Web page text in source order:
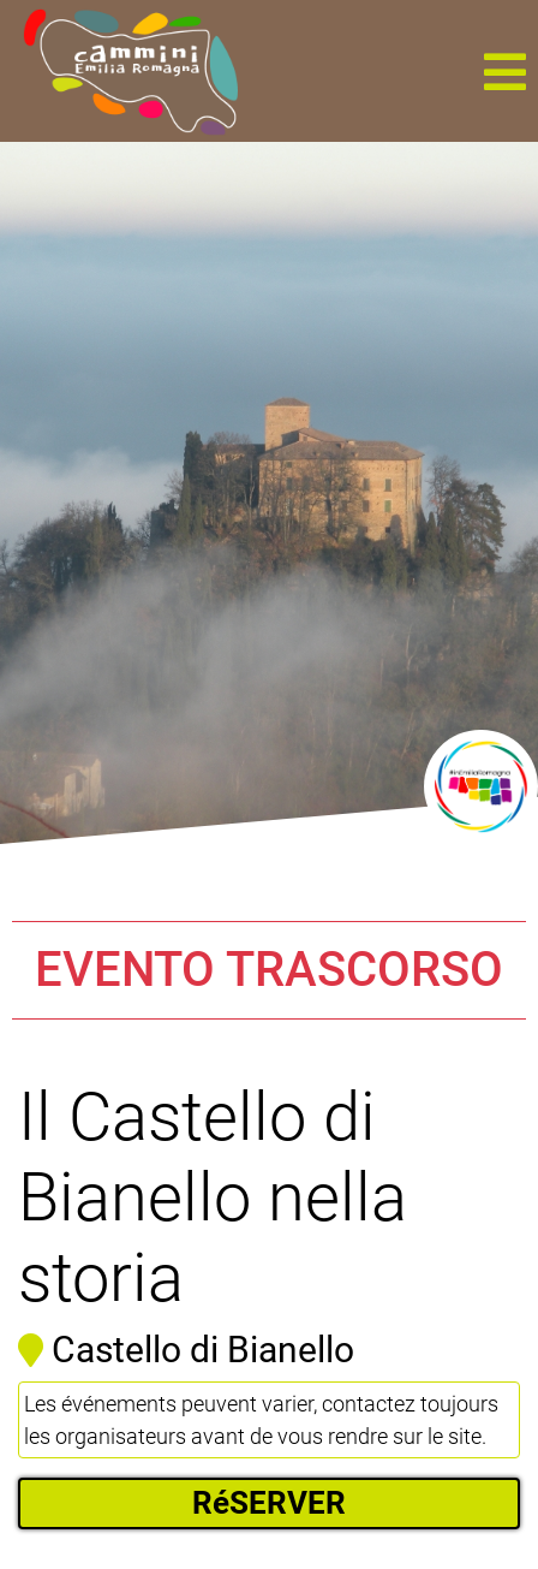
EVENTO TRASCORSO
Il Castello di
Bianello nella
storia
Castello di Bianello
Les événements peuvent varier, contactez toujours
les organisateurs avant de vous rendre sur le site.
RéSERVER